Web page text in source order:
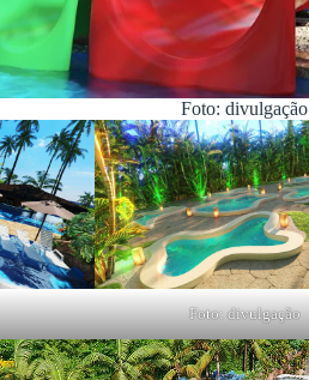
Foto: divulgação
Foto: divulgação